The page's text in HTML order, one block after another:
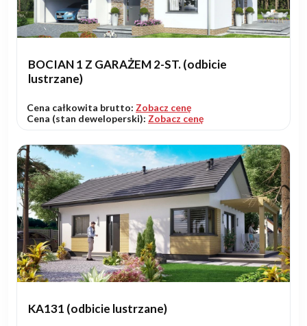
BOCIAN 1 Z GARAŻEM 2-ST. (odbicie
lustrzane)
Cena całkowita brutto: Zobacz cenę
Cena (stan deweloperski): Zobacz cenę
KA131 (odbicie lustrzane)